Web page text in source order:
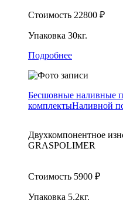
Стоимость 22800 ₽
Упаковка 30кг.
Подробнее
Бесшовные наливные
комплектыНаливной
Двухкомпонентное
GRASPOLIMER
Стоимость 5900 ₽
Упаковка 5.2кг.